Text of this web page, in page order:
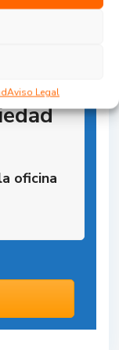
Aviso Legal
oficina